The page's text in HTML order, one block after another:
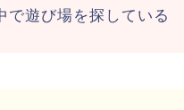
で遊び場を探している